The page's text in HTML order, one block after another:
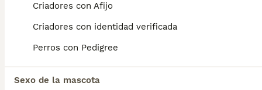
Criadores con Afijo
Criadores con identidad verificada
Perros con Pedigree
Sexo de la mascota
El coste medio de un cachorro de Braco
Italiano en España es de aproximadamente
433€, aunque los precios pueden variar
según factores como el pedigrí, la